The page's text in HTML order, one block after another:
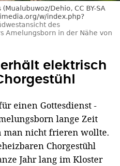
Dehio, CC BY-SA
w/index.php?
des
Amelungsborn in der Nähe von
elektrisch
einen Gottesdienst -
lange Zeit
nicht frieren wollte.
Chorgestühl
Jahr lang im Kloster